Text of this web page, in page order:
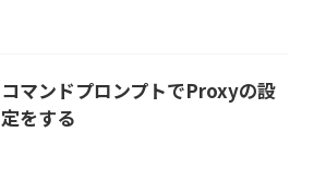
コマンドプロンプトでProxyの設
定をする